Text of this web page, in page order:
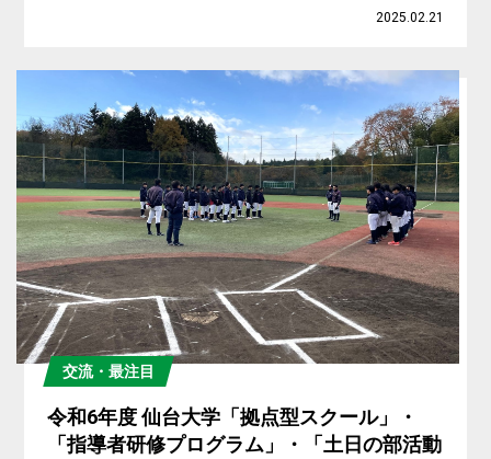
2025.02.21
交流・最注目
令和6年度 仙台大学「拠点型スクール」・
「指導者研修プログラム」・「土日の部活動